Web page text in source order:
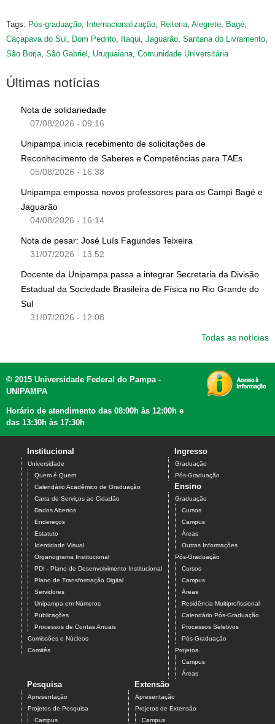
Tags: Pós-graduação Internacionalização Reitoria Alegrete Bagé
Caçapava do Sul
Dom Pedrito Itaqui Jaguarão Santana do Livramento
São Borja São Gabriel Uruguaiana Comunidade Universitária
Últimas notícias
Nota de solidariedade
07/08/2026 - 09:16
Unipampa inicia recebimento de solicitações de
Reconhecimento de Saberes e Competências para TAEs
05/08/2026 - 16:38
Unipampa empossa novos professores para os Campi Bagé e
Jaguarão
04/08/2026 - 16:14
Nota de pesar: José Luís Fagundes Teixeira
31/07/2026 - 13:52
Docente da Unipampa passa a integrar Secretaria da Divisão
Estadual da Sociedade Brasileira de Física no Rio Grande do
Sul
31/07/2026 - 12:08
Todas as notícias
© 2015 Universidade Federal do Pampa -
UNIPAMPA
Horário de atendimento das 08:00h às 12:00h e
das 13:30h às 17:30h
Institucional
Universidade
Quem é Quem
Calendário Acadêmico de Graduação
Carta de Serviços ao Cidadão
Dados Abertos
Endereços
Estatuto
Identidade Visual
Organograma Institucional
PDI - Plano de Desenvolvimento Institucional
Plano de Transformação Digital
Servidores
Unipampa em Números
Publicações
Processos de Contas Anuais
Comissões e Núcleos
Comitês
Ingresso
Graduação
Pós-Graduação
Ensino
Graduação
Cursos
Campus
Áreas
Outras Informações
Pós-Graduação
Cursos
Campus
Áreas
Residência Multiprofissional
Calendário Pós-Graduação
Processos Seletivos
Pós-Graduação
Projetos
Campus
Áreas
Pesquisa
Apresentação
Projetos de Pesquisa
Campus
Extensão
Apresentação
Projetos de Extensão
Campus